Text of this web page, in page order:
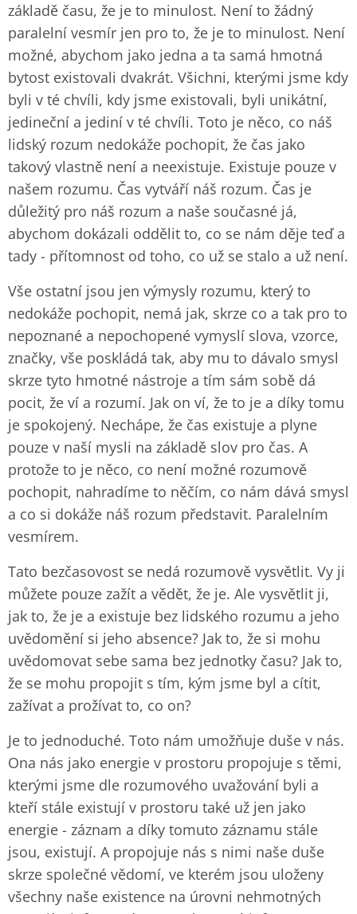
základě času, že je to minulost. Není to žádný
paralelní vesmír jen pro to, že je to minulost. Není
možné, abychom jako jedna a ta samá hmotná
bytost existovali dvakrát. Všichni, kterými jsme kdy
byli v té chvíli, kdy jsme existovali, byli unikátní,
jedineční a jediní v té chvíli. Toto je něco, co náš
lidský rozum nedokáže pochopit, že čas jako
takový vlastně není a neexistuje. Existuje pouze v
našem rozumu. Čas vytváří náš rozum. Čas je
důležitý pro náš rozum a naše současné já,
abychom dokázali oddělit to, co se nám děje teď a
tady - přítomnost od toho, co už se stalo a už není.
Vše ostatní jsou jen výmysly rozumu, který to
nedokáže pochopit, nemá jak, skrze co a tak pro to
nepoznané a nepochopené vymyslí slova, vzorce,
značky, vše poskládá tak, aby mu to dávalo smysl
skrze tyto hmotné nástroje a tím sám sobě dá
pocit, že ví a rozumí. Jak on ví, že to je a díky tomu
je spokojený. Nechápe, že čas existuje a plyne
pouze v naší mysli na základě slov pro čas. A
protože to je něco, co není možné rozumově
pochopit, nahradíme to něčím, co nám dává smysl
a co si dokáže náš rozum představit. Paralelním
vesmírem.
Tato bezčasovost se nedá rozumově vysvětlit. Vy ji
můžete pouze zažít a vědět, že je. Ale vysvětlit ji,
jak to, že je a existuje bez lidského rozumu a jeho
uvědomění si jeho absence? Jak to, že si mohu
uvědomovat sebe sama bez jednotky času? Jak to,
že se mohu propojit s tím, kým jsme byl a cítit,
zažívat a prožívat to, co on?
Je to jednoduché. Toto nám umožňuje duše v nás.
Ona nás jako energie v prostoru propojuje s těmi,
kterými jsme dle rozumového uvažování byli a
kteří stále existují v prostoru také už jen jako
energie - záznam a díky tomuto záznamu stále
jsou, existují. A propojuje nás s nimi naše duše
skrze společné vědomí, ve kterém jsou uloženy
všechny naše existence na úrovni nehmotných